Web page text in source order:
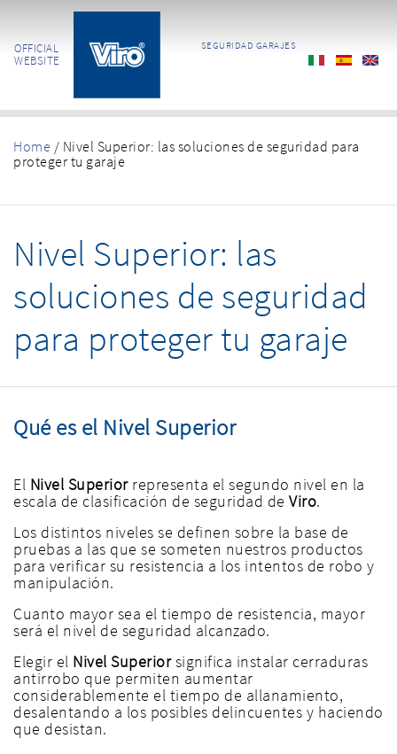
OFFICIAL
WEBSITE
SEGURIDAD GARAJES
Home / Nivel Superior: las soluciones de seguridad para
proteger tu garaje
Nivel Superior: las
soluciones de seguridad
para proteger tu garaje
Qué es el Nivel Superior
El Nivel Superiorrepresenta el segundo nivel en la
escala de clasificación de seguridad de Viro.
Los distintos niveles se definen sobre la base de
pruebas a las que se someten nuestros productos
para verificar su resistencia a los intentos de robo y
manipulación.
Cuanto mayor sea el tiempo de resistencia, mayor
será el nivel de seguridad alcanzado.
Elegir el Nivel Superiorsignifica instalar cerraduras
antirrobo que permiten aumentar
considerablemente el tiempo de allanamiento,
desalentando a los posibles delincuentes y haciendo
que desistan.